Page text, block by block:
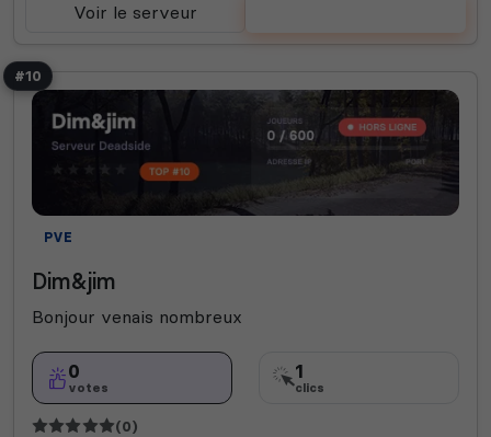
Voir le serveur
#10
PVE
Dim&jim
Bonjour venais nombreux
0
votes
1
clics
(0)